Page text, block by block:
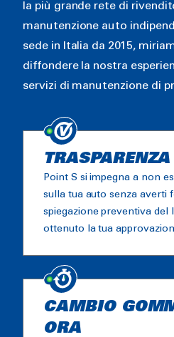
la più grande rete di
manutenzione auto
sede in Italia da 2015,
diffondere la nostra
servizi di manutenzione di
TRASPARENZA
Point S si impegna a non
sulla tua auto senza averti
spiegazione preventiva del
ottenuto la tua
CAMBIO
ORA